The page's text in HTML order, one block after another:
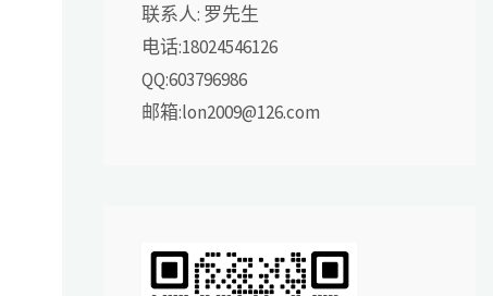
联系人: 罗先生
电话:18024546126
QQ:603796986
邮箱:lon2009@126.com